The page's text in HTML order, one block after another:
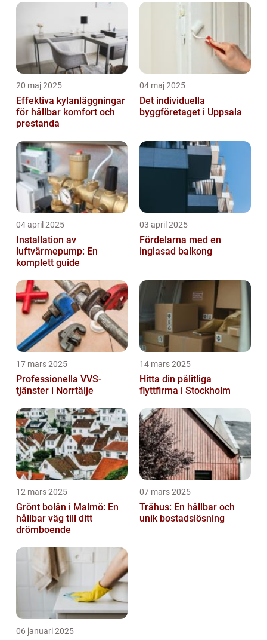
20 maj 2025
Effektiva kylanläggningar
för hållbar komfort och
prestanda
04 maj 2025
Det individuella
byggföretaget i Uppsala
04 april 2025
Installation av
luftvärmepump: En
komplett guide
03 april 2025
Fördelarna med en
inglasad balkong
17 mars 2025
Professionella VVS-
tjänster i Norrtälje
14 mars 2025
Hitta din pålitliga
flyttfirma i Stockholm
12 mars 2025
Grönt bolån i Malmö: En
hållbar väg till ditt
drömboende
07 mars 2025
Trähus: En hållbar och
unik bostadslösning
06 januari 2025